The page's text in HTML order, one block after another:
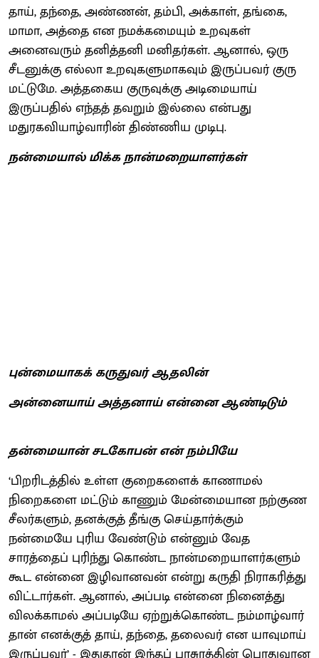
தாய், தந்தை, அண்ணன், தம்பி, அக்காள், தங்கை,
மாமா, அத்தை என நமக்கமையும் உறவுகள்
அனைவரும் தனித்தனி மனிதர்கள். ஆனால், ஒரு
சீடனுக்கு எல்லா உறவுகளுமாகவும் இருப்பவர் குரு
மட்டுமே. அத்தகைய குருவுக்கு அடிமையாய்
இருப்பதில் எந்தத் தவறும் இல்லை என்பது
மதுரகவியாழ்வாரின் திண்ணிய முடிபு.
நன்மையால் மிக்க நான்மறையாளர்கள்
புன்மையாகக் கருதுவர் ஆதலின்
அன்னையாய் அத்தனாய் என்னை ஆண்டிடும்
தன்மையான் சடகோபன் என் நம்பியே
‘பிறரிடத்தில் உள்ள குறைகளைக் காணாமல்
நிறைகளை மட்டும் காணும் மேன்மையான நற்குண
சீலர்களும், தனக்குத் தீங்கு செய்தார்க்கும்
நன்மையே புரிய வேண்டும் என்னும் வேத
சாரத்தைப் புரிந்து கொண்ட நான்மறையாளர்களும்
கூட என்னை இழிவானவன் என்று கருதி நிராகரித்து
விட்டார்கள். ஆனால், அப்படி என்னை நினைத்து
விலக்காமல் அப்படியே ஏற்றுக்கொண்ட நம்மாழ்வார்
தான் எனக்குத் தாய், தந்தை, தலைவர் என யாவுமாய்